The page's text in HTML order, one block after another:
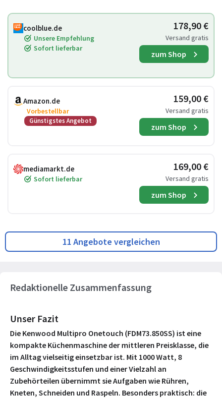
coolblue.de
Unsere Empfehlung
Sofort lieferbar
178,90 €
Versand gratis
zum Shop
Amazon.de
Vorbestellbar
Günstigstes Angebot
159,00 €
Versand gratis
zum Shop
mediamarkt.de
Sofort lieferbar
169,00 €
Versand gratis
zum Shop
11 Angebote vergleichen
Redaktionelle Zusammenfassung
Unser Fazit
Die Kenwood Multipro Onetouch (FDM73.850SS) ist eine
kompakte Küchenmaschine der mittleren Preisklasse, die
im Alltag vielseitig einsetzbar ist. Mit 1000 Watt, 8
Geschwindigkeitsstufen und einer Vielzahl an
Zubehörteilen übernimmt sie Aufgaben wie Rühren,
Kneten, Schneiden und Raspeln. Besonders praktisch: die